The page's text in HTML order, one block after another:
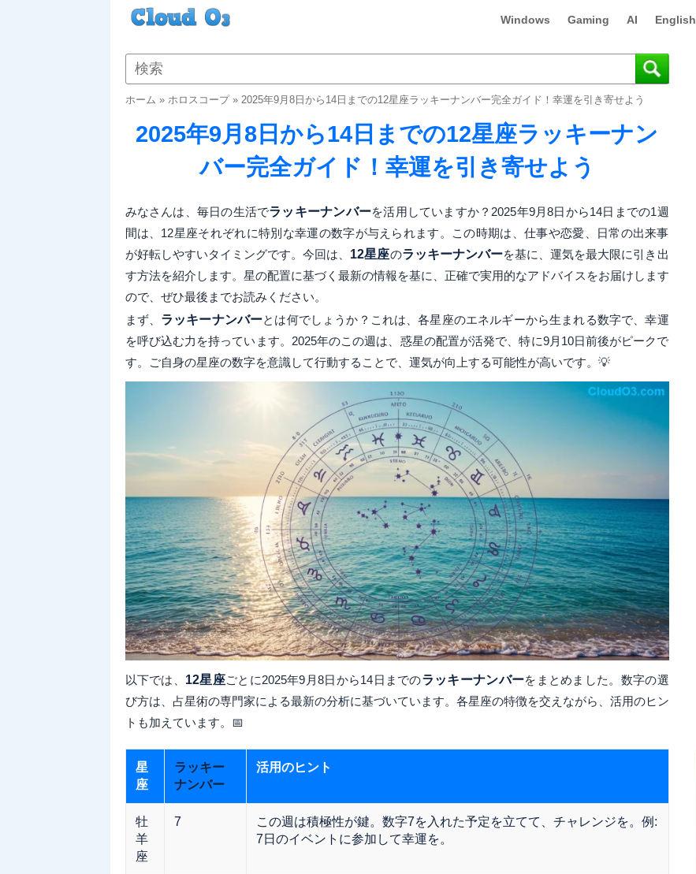
Windows Gaming AI English
ホーム » ホロスコープ» 2025年9月8日から14日までの12星座ラッキーナンバー完全ガイド！幸運を引き寄せよう
2025年9月8日から14日までの12星座ラッキーナン
バー完全ガイド！幸運を引き寄せよう
みなさんは、毎日の生活でラッキーナンバーを活用していますか？2025年9月8日から14日までの1週
間は、12星座それぞれに特別な幸運の数字が与えられます。この時期は、仕事や恋愛、日常の出来事
が好転しやすいタイミングです。今回は、 12星座のラッキーナンバーを基に、運気を最大限に引き出
す方法を紹介します。星の配置に基づく最新の情報を基に、正確で実用的なアドバイスをお届けします
ので、ぜひ最後までお読みください。
まず、 ラッキーナンバーとは何でしょうか？これは、各星座のエネルギーから生まれる数字で、幸運
を呼び込む力を持っています。2025年のこの週は、惑星の配置が活発で、特に9月10日前後がピークで
す。ご自身の星座の数字を意識して行動することで、運気が向上する可能性が高いです。💡
以下では、 12星座ごとに2025年9月8日から14日までのラッキーナンバーをまとめました。数字の選
び方は、占星術の専門家による最新の分析に基づいています。各星座の特徴を交えながら、活用のヒン
トも加えています。📅
星
座
ラッキー
ナンバー
活用のヒント
牡
羊
座
7
この週は積極性が鍵。数字7を入れた予定を立てて、チャレンジを。例:
7日のイベントに参加して幸運を。